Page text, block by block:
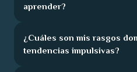
aprender?
¿Cuáles son mis rasgos
tendencias impulsivas?